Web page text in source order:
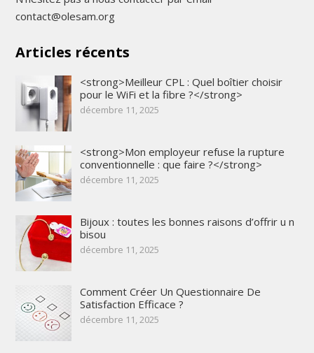
contact@olesam.org
Articles récents
<strong>Meilleur CPL : Quel boîtier choisir
pour le WiFi et la fibre ?</strong>
décembre 11, 2025
<strong>Mon employeur refuse la rupture
conventionnelle : que faire ?</strong>
décembre 11, 2025
Bijoux : toutes les bonnes raisons d’offrir u n
bisou
décembre 11, 2025
Comment Créer Un Questionnaire De
Satisfaction Efficace ?
décembre 11, 2025